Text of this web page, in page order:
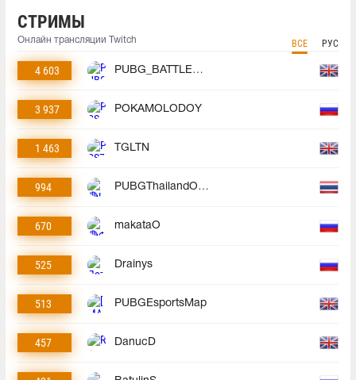
СТРИМЫ
Онлайн трансляции Twitch ВСЕ РУС
4 603 PUBG_BATTLEGROUNDS
3 937 POKAMOLODOY
1 463 TGLTN
994 PUBGThailandOfficial
670 makataO
525 Drainys
513 PUBGEsportsMap
457 DanucD